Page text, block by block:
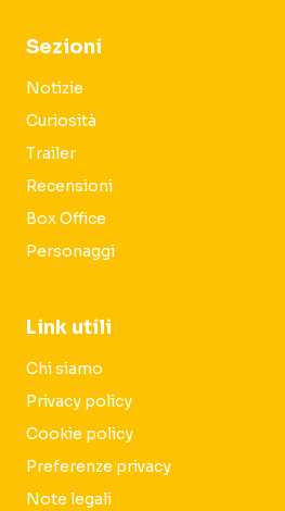
Sezioni
Notizie
Curiosità
Trailer
Recensioni
Box Office
Personaggi
Link utili
Chi siamo
Privacy policy
Cookie policy
Preferenze privacy
Note legali